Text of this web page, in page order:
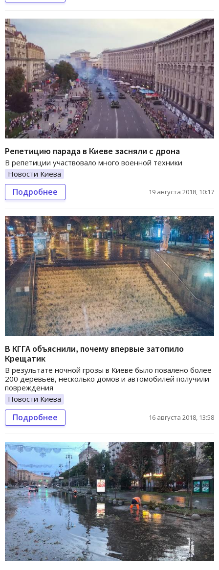
Репетицию парада в Киеве засняли с дрона
В репетиции участвовало много военной техники
Новости Киева
Подробнее 19 августа 2018, 10:17
В КГГА объяснили, почему впервые затопило
Крещатик
В результате ночной грозы в Киеве было повалено более
200 деревьев, несколько домов и автомобилей получили
повреждения
Новости Киева
Подробнее 16 августа 2018, 13:58